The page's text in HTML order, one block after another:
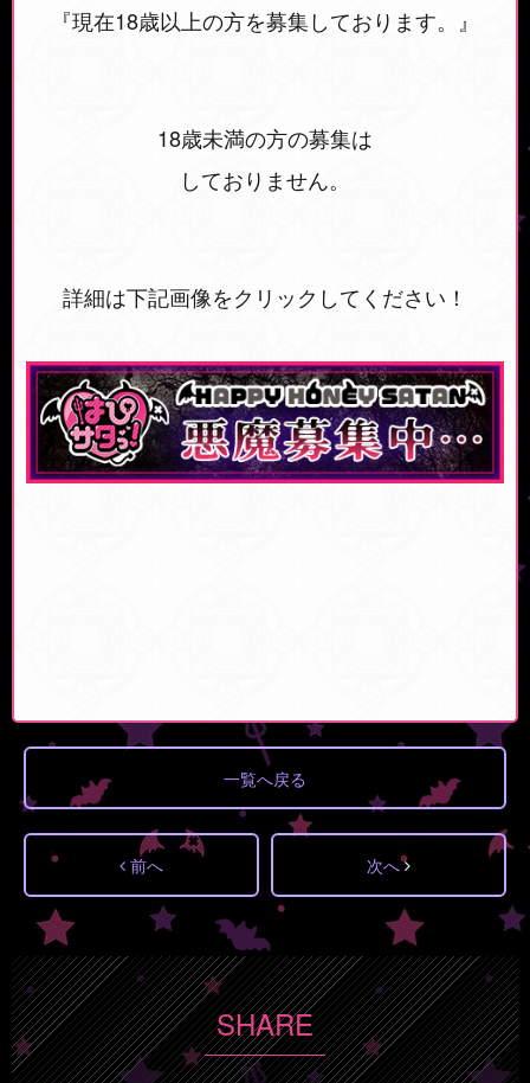
『現在18歳以上の方を募集しております。』
18歳未満の方の募集は
しておりません。
詳細は下記画像をクリックしてください！
前へ
一覧へ戻る
次へ
SHARE